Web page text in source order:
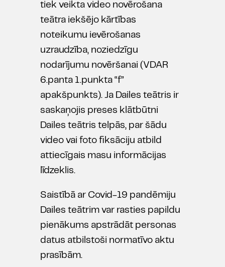
tiek veikta video novērošana
teātra iekšējo kārtības
noteikumu ievērošanas
uzraudzība, noziedzīgu
nodarījumu novēršanai (VDAR
6.panta 1.punkta “f”
apakšpunkts). Ja Dailes teātris ir
saskaņojis preses klātbūtni
Dailes teātris telpās, par šādu
video vai foto fiksāciju atbild
attiecīgais masu informācijas
līdzeklis.
Saistībā ar Covid-19 pandēmiju
Dailes teātrim var rasties papildu
pienākums apstrādāt personas
datus atbilstoši normatīvo aktu
prasībām.